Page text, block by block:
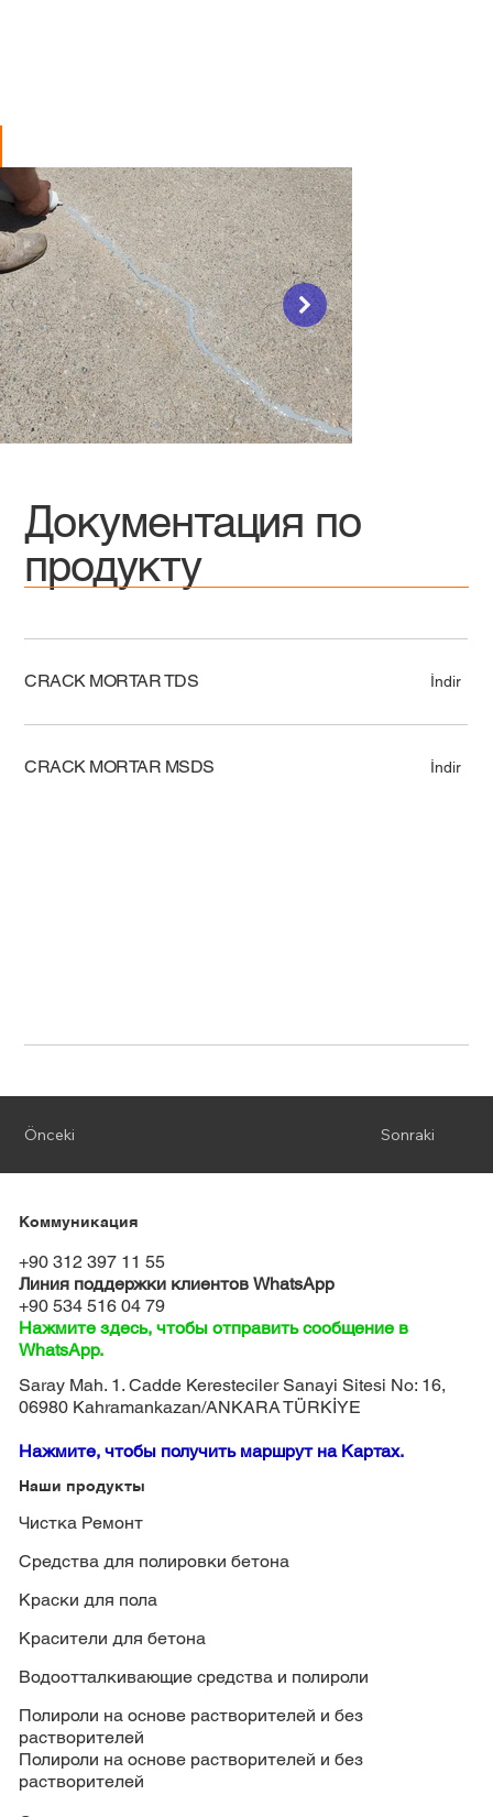
CRACK MORTAR TDS İndir
CRACK MORTAR MSDS İndir
Документация по
продукту
Sonraki
Önceki
Коммуникация
+90 312 397 11 55
Линия поддержки клиентов WhatsApp
+90 534 516 04 79
Нажмите здесь, чтобы отправить сообщение в
WhatsApp.
Saray Mah. 1. Cadde Keresteciler Sanayi Sitesi No: 16,
06980 Kahramankazan/ANKARA TÜRKİYE
Нажмите, чтобы получить маршрут на Картах.
Наши продукты
Чистка Ремонт
Средства для полировки бетона
Краски для пола
Красители для бетона
Водоотталкивающие средства и полироли
Полироли на основе растворителей и без
растворителей
Полироли на основе растворителей и без
растворителей